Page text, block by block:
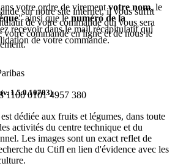
votre ordre de virementvotre nom, le
" ainsi que lenuméro de la
recevoir dans le mail récapitulatif qui
de votre commande.
1100 0101 4957 380
sur notre site internet, il vous suffit
de votre commande qui vous sera
commande en ligne et de nous le
1.5.0.10703)
dédiée aux fruits et légumes, dans toute
activités du centre technique et du
Les images sont un exact reflet de
du Ctifl en lien d'évidence avec les